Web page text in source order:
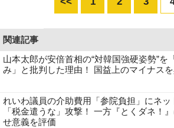
関連記事
山本太郎が安倍首相の“対韓国強硬姿勢”を
み」と批判した理由！ 国益上のマイナスを
れいわ議員の介助費用「参院負担」にネ
「税金遣うな」攻撃！ 一方『とくダネ！
せ意義を評価